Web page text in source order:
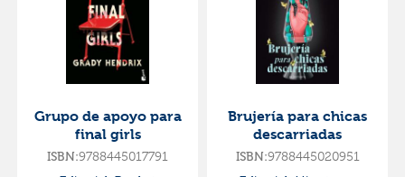
Grupo de apoyo para
final girls
ISBN:9788445017791
Brujería para chicas
descarriadas
ISBN:9788445020951